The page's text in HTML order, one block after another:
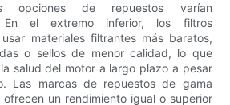
opciones de repuestos varían
En el extremo inferior, los filtros
materiales filtrantes más baratos,
o sellos de menor calidad, lo que
salud del motor a largo plazo a pesar
Las marcas de repuestos de gama
un rendimiento igual o superior